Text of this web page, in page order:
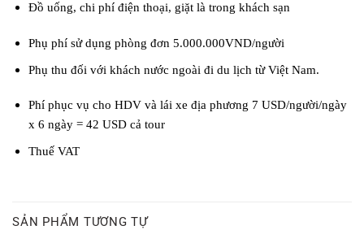
Đồ uống, chi phí điện thoại, giặt là trong khách sạn
Phụ phí sử dụng phòng đơn 5.000.000VND/người
Phụ thu đối với khách nước ngoài đi du lịch từ Việt Nam.
Phí phục vụ cho HDV và lái xe địa phương 7 USD/người/ngày
x 6 ngày = 42 USD cả tour
Thuế VAT
SẢN PHẨM TƯƠNG TỰ